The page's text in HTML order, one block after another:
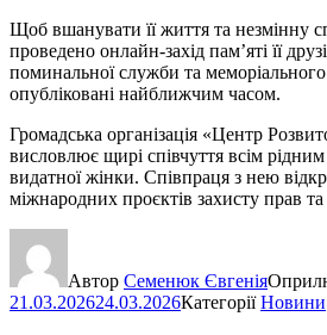
Щоб вшанувати її життя та незмінну
проведено онлайн-захід пам’яті її
поминальної служби та
опубліковані найближчим часом.
Громадська організація «Центр
висловлює щирі співчуття всім рідним
видатної жінки. Співпраця з нею
міжнародних проєктів захисту прав
Автор Семенюк Євгенія
21.03.202624.03.2026КатегоріїНовини